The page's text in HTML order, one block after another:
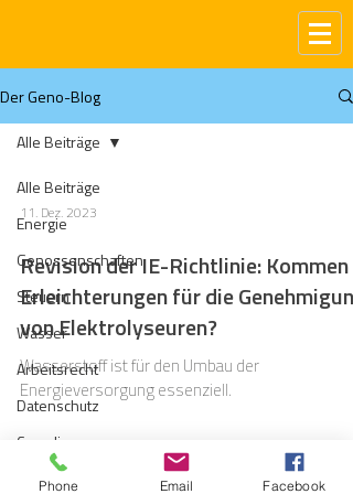
Der Geno-Blog
Alle Beiträge
Energie
Genossenschaften
Steuern
Wasser
Arbeitsrecht
Datenschutz
Compliance
Gas
Alle Beiträge
11. Dez. 2023
Revision der IE-Richtlinie: Kommen
Erleichterungen für die Genehmigung
von Elektrolyseuren?
Wasserstoff ist für den Umbau der
Energieversorgung essenziell.
Phone Email Facebook